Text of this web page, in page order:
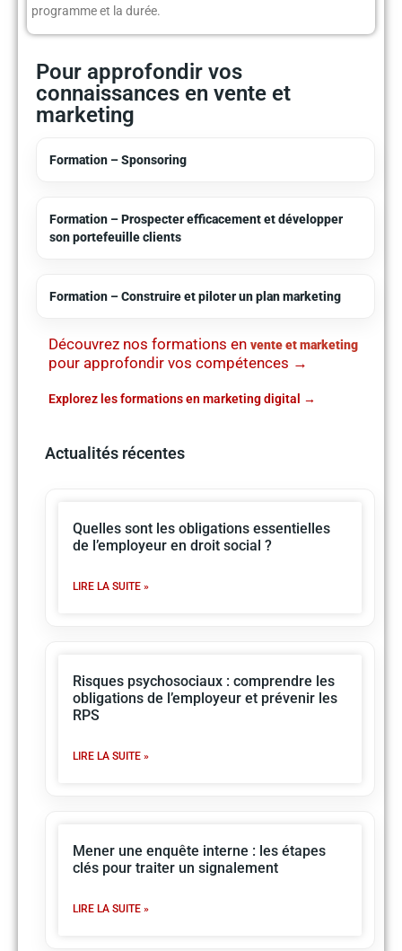
Pour approfondir vos
connaissances en vente et
marketing
Formation – Sponsoring
Formation – Prospecter efficacement et développer
son portefeuille clients
Formation – Construire et piloter un plan marketing
Découvrez nos formations en vente et marketing
pour approfondir vos compétences →
Explorez les formations en marketing digital
Actualités récentes
Quelles sont les obligations essentielles
de l’employeur en droit social ?
LIRE LA SUITE »
Risques psychosociaux : comprendre les
obligations de l’employeur et prévenir les
RPS
LIRE LA SUITE »
Mener une enquête interne : les étapes
clés pour traiter un signalement
LIRE LA SUITE »
programme et la durée.